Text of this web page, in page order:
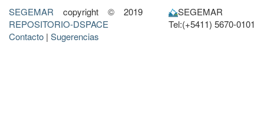
SEGEMAR copyright © 2019
REPOSITORIO-DSPACE
Contacto | Sugerencias
SEGEMAR
Tel:(+5411) 5670-0101